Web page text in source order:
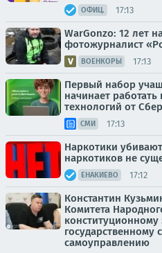
ОФИЦ. 17:13
WarGonzo: 12 лет
фотожурналист
ВОЕНКОРЫ 17:13
Первый набор
начинает
технологий от
СМИ 17:13
Наркотики
наркотиков не
ЕНАКИЕВО 17:12
Константин
Комитета
конституционному
государственному
самоуправлению